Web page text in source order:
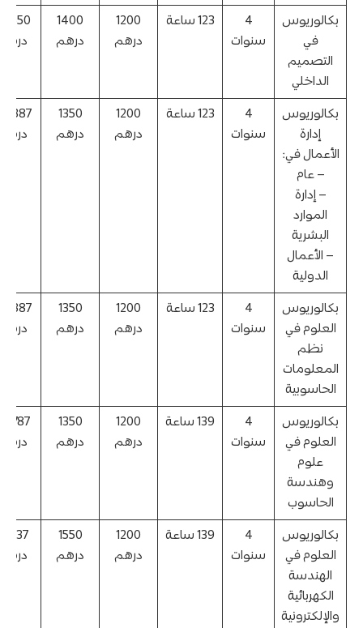
بكالوريوس
في
التصميم
الداخلي
4
سنوات
123 ساعة
1200
درهم
1400
درهم
بكالوريوس
إدارة
الأعمال في:
– عام
– إدارة
الموارد
البشرية
– الأعمال
الدولية
4
سنوات
123 ساعة
1200
درهم
1350
درهم
بكالوريوس
العلوم في
نظم
المعلومات
الحاسوبية
4
سنوات
123 ساعة
1200
درهم
1350
درهم
بكالوريوس
العلوم في
علوم
وهندسة
الحاسوب
4
سنوات
139 ساعة
1200
درهم
1350
درهم
بكالوريوس
العلوم في
الهندسة
الكهربائية
والإلكترونية
4
سنوات
139 ساعة
1200
درهم
1550
درهم